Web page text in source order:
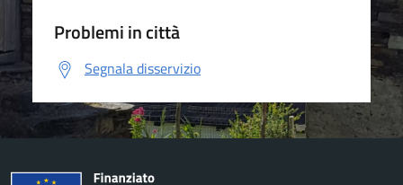
Problemi in città
Segnala disservizio